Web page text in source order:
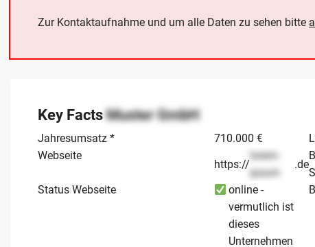
Zur Kontaktaufnahme und um alle Daten zu sehen bitte
Key FactsMuster GmbH
Jahresumsatz *
710.000 €
Webseite
https://
lorem-
ipsum
.de
Status Webseite
online -
vermutlich ist
dieses
Unternehmen